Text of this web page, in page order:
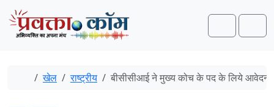
Skip to content
Skip to footer
Search
Home
खेल राष्ट्रीय बीसीसीआई ने मुख्य कोच के पद के लिये आवेदन